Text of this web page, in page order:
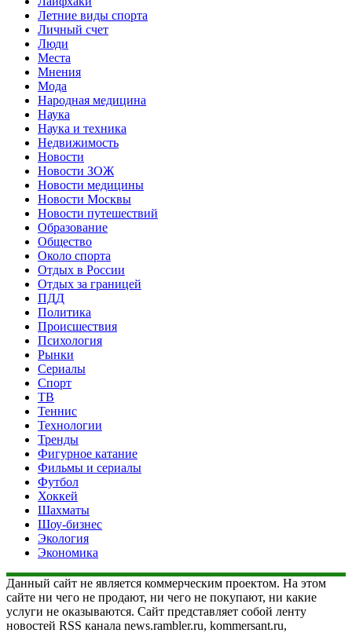
Летние виды спорта
Личный счет
Люди
Места
Мнения
Мода
Народная медицина
Наука
Наука и техника
Недвижимость
Новости
Новости ЗОЖ
Новости медицины
Новости Москвы
Новости путешествий
Образование
Общество
Около спорта
Отдых в России
Отдых за границей
ПДД
Политика
Происшествия
Психология
Рынки
Сериалы
Спорт
ТВ
Теннис
Технологии
Тренды
Фигурное катание
Фильмы и сериалы
Футбол
Хоккей
Шахматы
Шоу-бизнес
Экология
Экономика
Данный сайт не является коммерческим проектом. На этом
сайте ни чего не продают, ни чего не покупают, ни какие
услуги не оказываются. Сайт представляет собой ленту
новостей RSS канала news.rambler.ru, kommersant.ru,